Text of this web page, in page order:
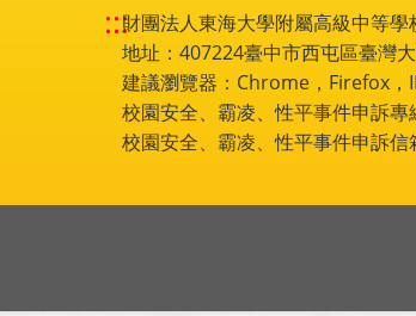
:::財團法人東海大學附屬高級中等學
地址：407224臺中市西屯區臺灣
建議瀏覽器：Chrome，Firefox，
校園安全、霸凌、性平事件申訴
校園安全、霸凌、性平事件申訴